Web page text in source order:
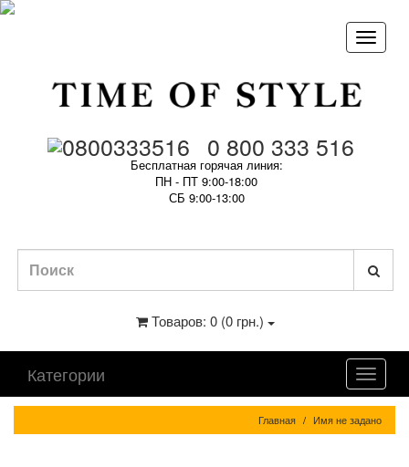
0 800 333 516
Бесплатная горячая линия:
ПН - ПТ 9:00-18:00
СБ 9:00-13:00
Товаров: 0 (0 грн.)
Категории
Главная Имя не задано